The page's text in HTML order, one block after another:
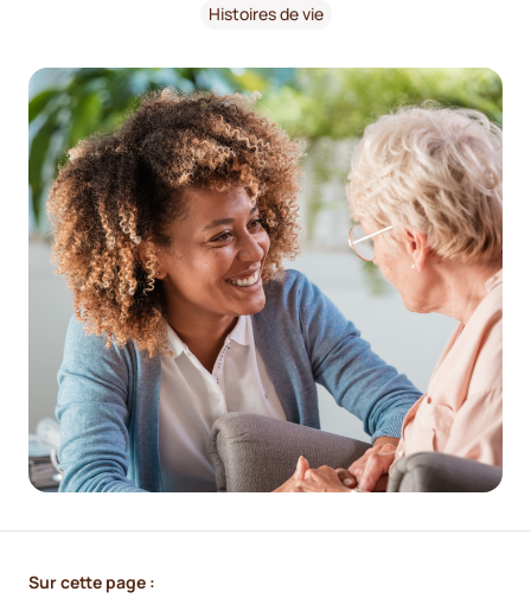
Histoires de vie
Sur cette page :